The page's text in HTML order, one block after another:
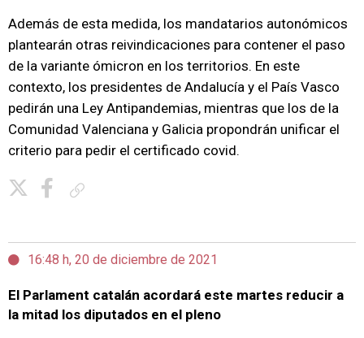
Además de esta medida, los mandatarios autonómicos
plantearán otras reivindicaciones para contener el paso
de la variante ómicron en los territorios. En este
contexto, los presidentes de Andalucía y el País Vasco
pedirán una Ley Antipandemias, mientras que los de la
Comunidad Valenciana y Galicia propondrán unificar el
criterio para pedir el certificado covid.
16:48 h, 20 de diciembre de 2021
El Parlament catalán acordará este martes reducir a
la mitad los diputados en el pleno